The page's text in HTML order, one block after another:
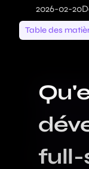
2026-02-20
Table des
full-